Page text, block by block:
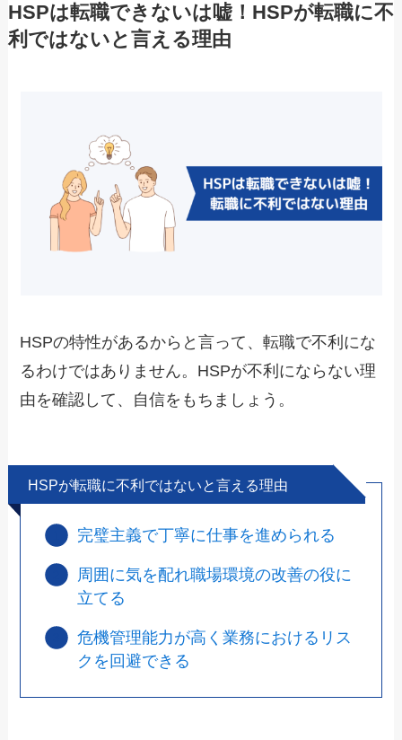
HSPは転職できないは嘘！HSPが転職に不
利ではないと言える理由
HSPの特性があるからと言って、転職で不利にな
るわけではありません。HSPが不利にならない理
由を確認して、自信をもちましょう。
HSPが転職に不利ではないと言える理由
完璧主義で丁寧に仕事を進められる
周囲に気を配れ職場環境の改善の役に
立てる
危機管理能力が高く業務におけるリス
クを回避できる